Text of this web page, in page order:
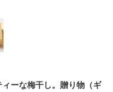
ーな梅干し。贈り物（ギ